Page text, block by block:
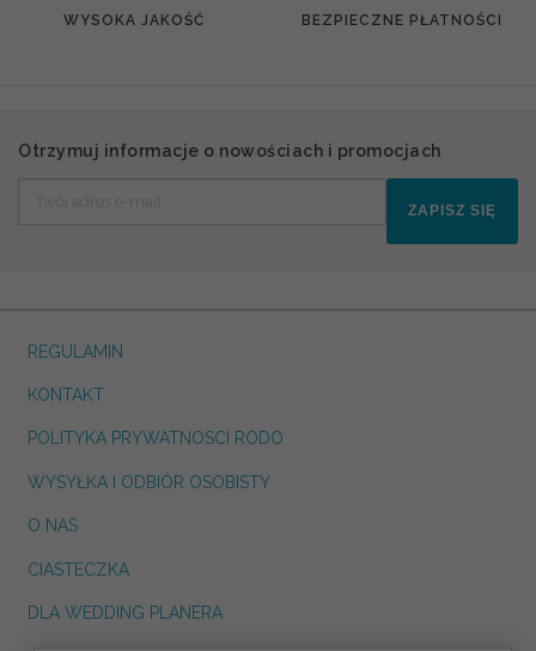
WYSOKA JAKOŚĆ BEZPIECZNE PŁATNOŚCI
Otrzymuj informacje o nowościach i promocjach
ZAPISZ SIĘ
REGULAMIN
KONTAKT
POLITYKA PRYWATNOSCI RODO
WYSYŁKA I ODBIÓR OSOBISTY
O NAS
CIASTECZKA
DLA WEDDING PLANERA